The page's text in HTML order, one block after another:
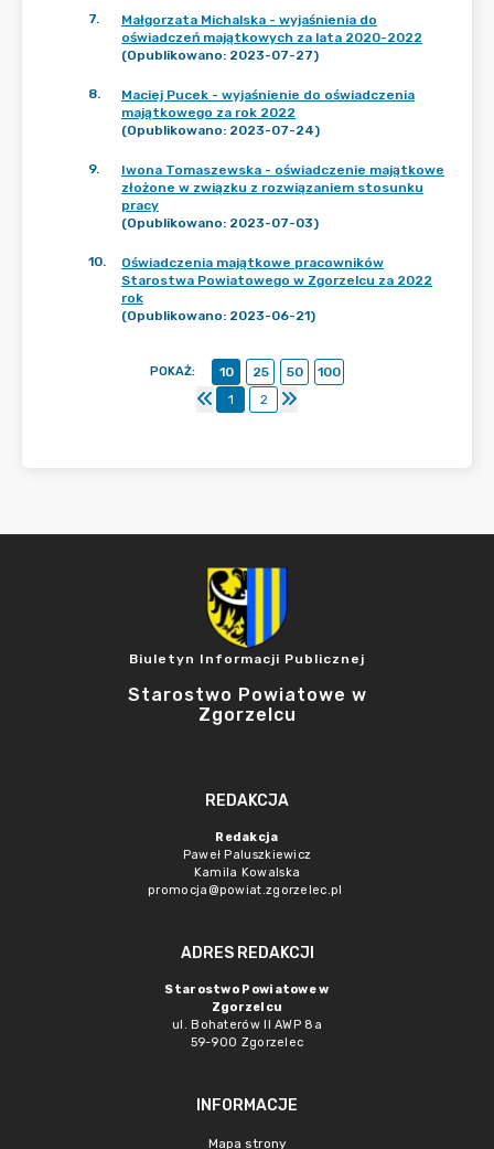
7.
Małgorzata Michalska - wyjaśnienia do
oświadczeń majątkowych za lata 2020-2022
(Opublikowano: 2023-07-27)
8.
Maciej Pucek - wyjaśnienie do oświadczenia
majątkowego za rok 2022
(Opublikowano: 2023-07-24)
9.
Iwona Tomaszewska - oświadczenie majątkowe
złożone w związku z rozwiązaniem stosunku
pracy
(Opublikowano: 2023-07-03)
10.
Oświadczenia majątkowe pracowników
Starostwa Powiatowego w Zgorzelcu za 2022
rok
(Opublikowano: 2023-06-21)
POKAŻ: 10 25 50
100
1
2
Biuletyn Informacji Publicznej
Starostwo Powiatowe w
Zgorzelcu
REDAKCJA
Redakcja
Paweł Paluszkiewicz
Kamila Kowalska
promocja@powiat.zgorzelec.pl
ADRES REDAKCJI
Starostwo Powiatowe w
Zgorzelcu
ul. Bohaterów II AWP 8a
59-900 Zgorzelec
INFORMACJE
Mapa strony